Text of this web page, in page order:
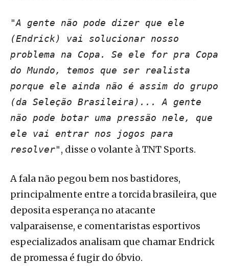
"A gente não pode dizer que ele
(Endrick) vai solucionar nosso
problema na Copa. Se ele for pra Copa
do Mundo, temos que ser realista
porque ele ainda não é assim do grupo
(da Seleção Brasileira)... A gente
não pode botar uma pressão nele, que
ele vai entrar nos jogos para
resolver", disse o volante à TNT Sports.
A fala não pegou bem nos bastidores,
principalmente entre a torcida brasileira, que
deposita esperança no atacante
valparaisense, e comentaristas esportivos
especializados analisam que chamar Endrick
de promessa é fugir do óbvio.